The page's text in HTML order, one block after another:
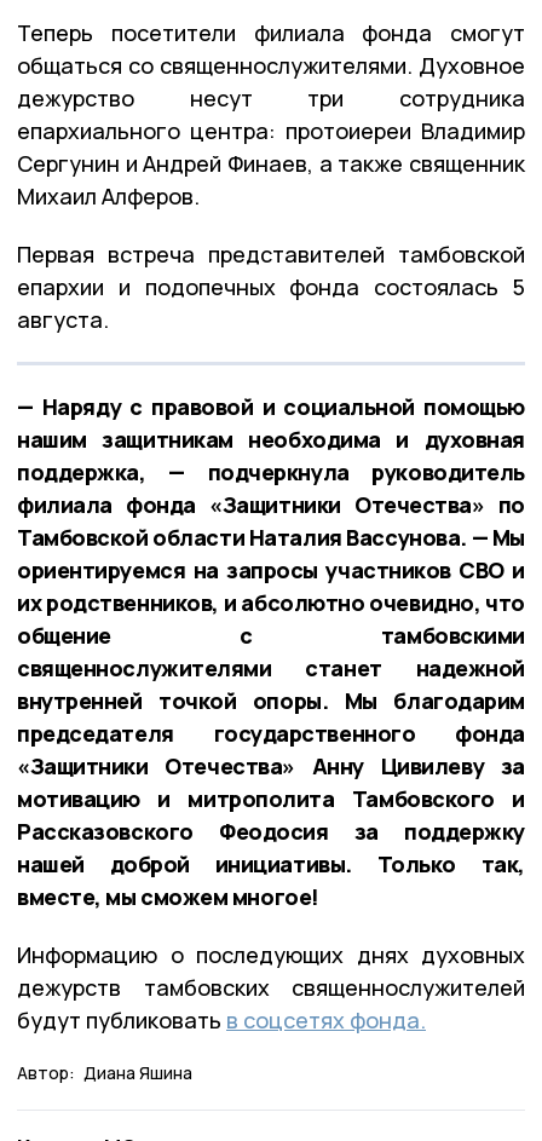
Теперь посетители филиала фонда смогут
общаться со священнослужителями. Духовное
дежурство несут три сотрудника
епархиального центра: протоиереи Владимир
Сергунин и Андрей Финаев, а также священник
Михаил Алферов.
Первая встреча представителей тамбовской
епархии и подопечных фонда состоялась 5
августа.
— Наряду с правовой и социальной помощью
нашим защитникам необходима и духовная
поддержка, — подчеркнула руководитель
филиала фонда «Защитники Отечества» по
Тамбовской области Наталия Вассунова. — Мы
ориентируемся на запросы участников СВО и
их родственников, и абсолютно очевидно, что
общение с тамбовскими
священнослужителями станет надежной
внутренней точкой опоры. Мы благодарим
председателя государственного фонда
«Защитники Отечества» Анну Цивилеву за
мотивацию и митрополита Тамбовского и
Рассказовского Феодосия за поддержку
нашей доброй инициативы. Только так,
вместе, мы сможем многое!
Информацию о последующих днях духовных
дежурств тамбовских священнослужителей
будут публиковать в соцсетях фонда.
Автор: Диана Яшина